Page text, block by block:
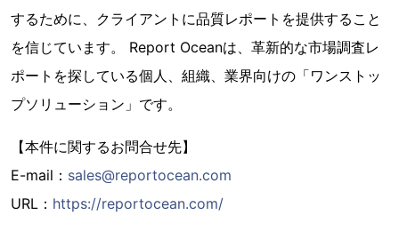
するために、クライアントに品質レポートを提供すること
を信じています。 Report Oceanは、革新的な市場調査レ
ポートを探している個人、組織、業界向けの「ワンストッ
プソリューション」です。
【本件に関するお問合せ先】
E-mail： sales@reportocean.com
URL： https://reportocean.com/